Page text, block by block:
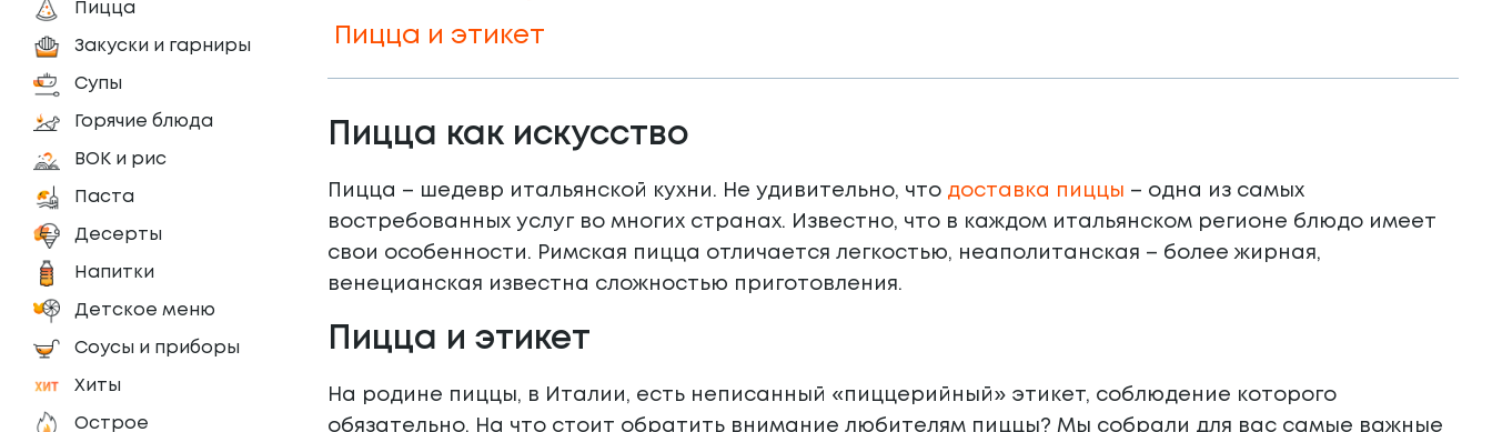
Пицца
Закуски и гарниры
Супы
Горячие блюда
ВОК и рис
Паста
Десерты
Напитки
Детское меню
Соусы и приборы
Хиты
Острое
Пицца и этикет
Пицца как искусство
Пицца – шедевр итальянской кухни. Не удивительно, что доставка пиццы – одна из самых
востребованных услуг во многих странах. Известно, что в каждом итальянском регионе блюдо имеет
свои особенности. Римская пицца отличается легкостью, неаполитанская – более жирная,
венецианская известна сложностью приготовления.
Пицца и этикет
На родине пиццы, в Италии, есть неписанный «пиццерийный» этикет, соблюдение которого
обязательно. На что стоит обратить внимание любителям пиццы? Мы собрали для вас самые важные